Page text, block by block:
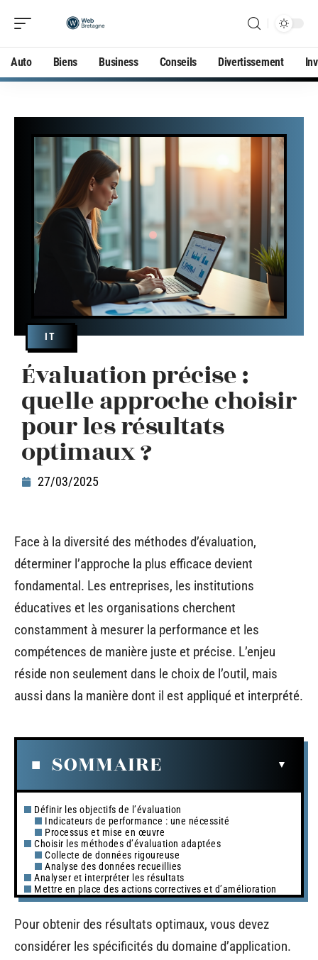
Auto Biens Business Conseils Divertissement
IT
Évaluation précise :
quelle approche choisir
pour les résultats
optimaux ?
27/03/2025
Face à la diversité des méthodes d’évaluation,
déterminer l’approche la plus efficace devient
fondamental. Les entreprises, les institutions
éducatives et les organisations cherchent
constamment à mesurer la performance et les
compétences de manière juste et précise. L’enjeu
réside non seulement dans le choix de l’outil, mais
aussi dans la manière dont il est appliqué et interprété.
SOMMAIRE
Définir les objectifs de l’évaluation
Indicateurs de performance : une nécessité
Processus et mise en œuvre
Choisir les méthodes d’évaluation adaptées
Collecte de données rigoureuse
Analyse des données recueillies
Analyser et interpréter les résultats
Mettre en place des actions correctives et d’amélioration
Pour obtenir des résultats optimaux, vous devez
considérer les spécificités du domaine d’application.